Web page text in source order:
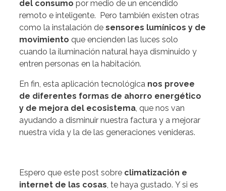
del consumo por medio de un encendido
remoto e inteligente. Pero también existen otras
como la instalación de sensores lumínicos y de
movimiento que encienden las luces solo
cuando la iluminación natural haya disminuido y
entren personas en la habitación.
En fin, esta aplicación tecnológica nos provee
de diferentes formas de ahorro energético
y de mejora del ecosistema , que nos van
ayudando a disminuir nuestra factura y a mejorar
nuestra vida y la de las generaciones venideras.
Espero que este post sobre climatización e
internet de las cosas , te haya gustado. Y si es